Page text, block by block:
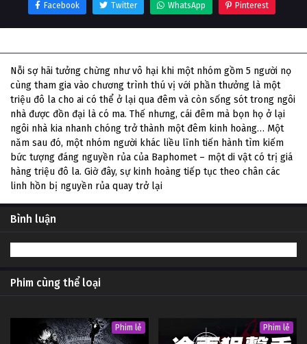
Facebook Twitter WhatsApp Pinterest
Nỗi sợ hãi tưởng chừng như vô hại khi một nhóm gồm 5 người nọ
cùng tham gia vào chương trình thú vị với phần thưởng là một
triệu đô la cho ai có thể ở lại qua đêm và còn sống sót trong ngôi
nhà được đồn đại là có ma. Thế nhưng, cái đêm mà bọn họ ở lại
ngôi nhà kia nhanh chóng trở thành một đêm kinh hoàng… Một
năm sau đó, một nhóm người khác liều lĩnh tiến hành tìm kiếm
bức tượng đáng nguyền rủa của Baphomet – một di vật có trị giá
hàng triệu đô la. Giờ đây, sự kinh hoàng tiếp tục theo chân các
linh hồn bị nguyền rủa quay trở lại
Bình luận
Phim cùng thể loại
Phim lẻ Phim lẻ